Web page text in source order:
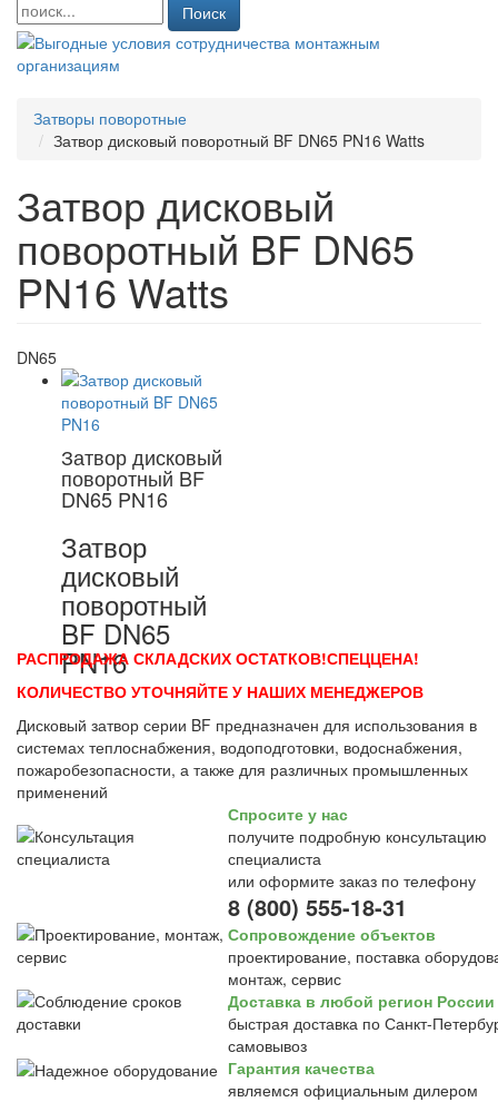
Поиск
Затворы поворотные
Затвор дисковый поворотный BF DN65 PN16 Watts
Затвор дисковый
поворотный BF DN65
PN16 Watts
DN65
Затвор дисковый
поворотный BF
DN65 PN16
Затвор
дисковый
поворотный
BF DN65
PN16
РАСПРОДАЖА СКЛАДСКИХ ОСТАТКОВ!СПЕЦЦЕНА!
КОЛИЧЕСТВО УТОЧНЯЙТЕ У НАШИХ МЕНЕДЖЕРОВ
Дисковый затвор серии BF предназначен для использования в
системах теплоснабжения, водоподготовки, водоснабжения,
пожаробезопасности, а также для различных промышленных
применений
Спросите у нас
получите подробную консультацию
специалиста
или оформите заказ по телефону
8 (800) 555-18-31
Сопровождение объектов
проектирование, поставка
монтаж, сервис
Доставка в любой регион России
быстрая доставка по Санкт-
самовывоз
Гарантия качества
являемся официальным дилером